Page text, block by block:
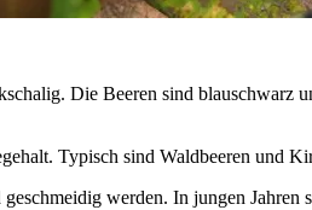
Die Beeren sind blauschwarz
Typisch sind Waldbeeren und
werden. In jungen Jahren